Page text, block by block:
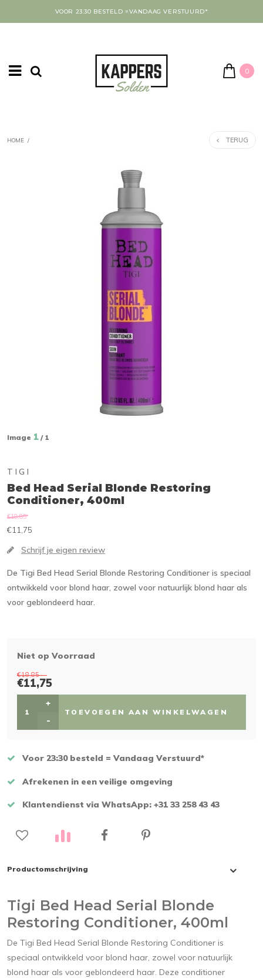
VOOR 23:30 BESTELD =VANDAAG VERSTUURD*
0
HOME / TERUG
Image 1 / 1
TIGI
Bed Head Serial Blonde Restoring
Conditioner, 400ml
€18,85
€11,75
Schrijf je eigen review
De Tigi Bed Head Serial Blonde Restoring Conditioner is speciaal
ontwikkeld voor blond haar, zowel voor natuurlijk blond haar als
voor geblondeerd haar.
Niet op Voorraad
€18,85
€11,75
+
-
TOEVOEGEN AAN WINKELWAGEN
Voor 23:30 besteld = Vandaag Verstuurd*
Afrekenen in een veilige omgeving
Klantendienst via WhatsApp: +31 33 258 43 43
Productomschrijving
Tigi Bed Head Serial Blonde
Restoring Conditioner, 400ml
De Tigi Bed Head Serial Blonde Restoring Conditioner is
speciaal ontwikkeld voor blond haar, zowel voor natuurlijk
blond haar als voor geblondeerd haar. Deze conditioner